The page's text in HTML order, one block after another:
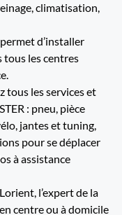
climatisation,
d’installer
tous les centres
tous les services et
: pneu, pièce
jantes et tuning,
pour se déplacer
à assistance
l’expert de la
centre ou à domicile